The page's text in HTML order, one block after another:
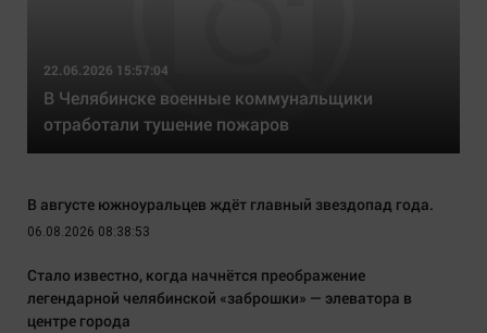
22.06.2026 15:57:04
В Челябинске военные коммунальщики
отработали тушение пожаров
В августе южноуральцев ждёт главный звездопад года.
06.08.2026 08:38:53
Стало известно, когда начнётся преображение
легендарной челябинской «заброшки» — элеватора в
центре города